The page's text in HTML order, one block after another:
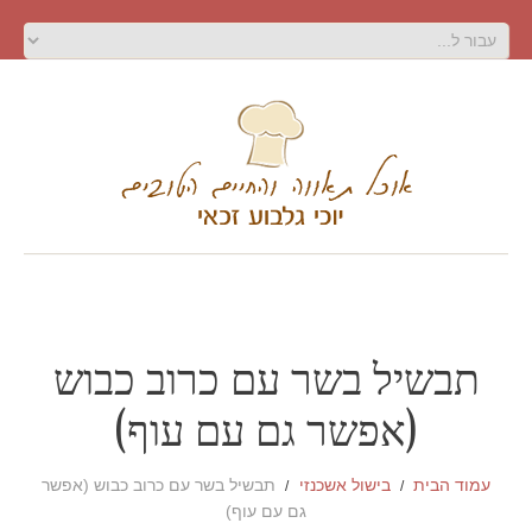
תבשיל בשר עם כרוב כבוש
(אפשר גם עם עוף)
עמוד הבית בישול אשכנזי
תבשיל בשר עם כרוב כבוש (אפשר
גם עם עוף)